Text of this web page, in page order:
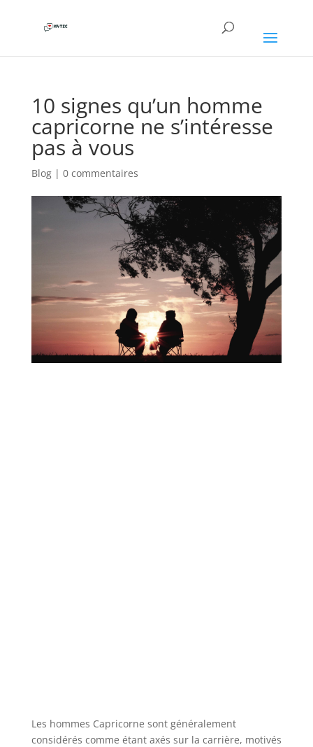
10 signes qu’un homme
capricorne ne s’intéresse
pas à vous
Blog| 0 commentaires
Les hommes Capricorne sont généralement
considérés comme étant axés sur la carrière, motivés